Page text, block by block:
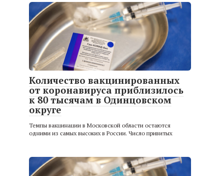
Количество вакцинированных
от коронавируса приблизилось
к 80 тысячам в Одинцовском
округе
Темпы вакцинации в Московской области остаются
одними из самых высоких в России. Число привитых